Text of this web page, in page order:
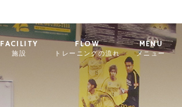
FACILITY
施設
FLOW
トレーニングの流れ
MENU
メニュー